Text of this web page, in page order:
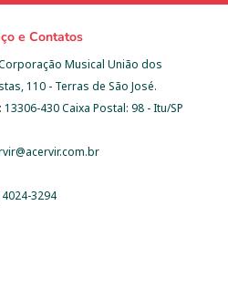
e Contatos
Musical União dos
110 - Terras de São José.
13306-430 Caixa Postal: 98 - Itu/SP
4024-3294